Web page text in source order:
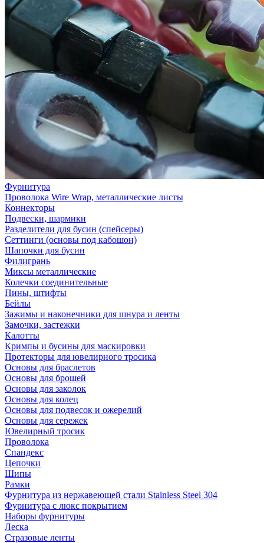
Фурнитура
Проволока Wire Wrap, металлические листы
Коннекторы
Подвески, шармики
Разделители для бусин (спейсеры)
Сеттинги (основы под кабошон)
Шапочки для бусин
Филигрань
Миксы металлические
Колечки соединительные
Пины, штифты
Бейлы
Зажимы и наконечники для шнура и ленты
Замочки, застежки
Калотты
Кримпы и бусины для маскировки
Протекторы для ювелирного тросика
Основы для браслетов
Основы для брошей
Основы для заколок
Основы для колец
Основы для подвесок и ожерелий
Основы для сережек
Ювелирный тросик
Проволока
Спандекс
Цепочки
Шипы
Рамки
Фурнитура из нержавеющей стали Stainless Steel 304
Фурнитура с люкс покрытием
Наборы фурнитуры
Леска
Стразовые ленты